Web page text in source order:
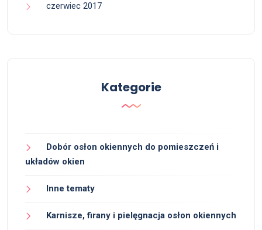
czerwiec 2017
Kategorie
Dobór osłon okiennych do pomieszczeń i
układów okien
Inne tematy
Karnisze, firany i pielęgnacja osłon okiennych